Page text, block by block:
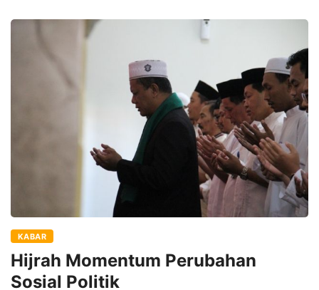
KABAR
Hijrah Momentum Perubahan
Sosial Politik